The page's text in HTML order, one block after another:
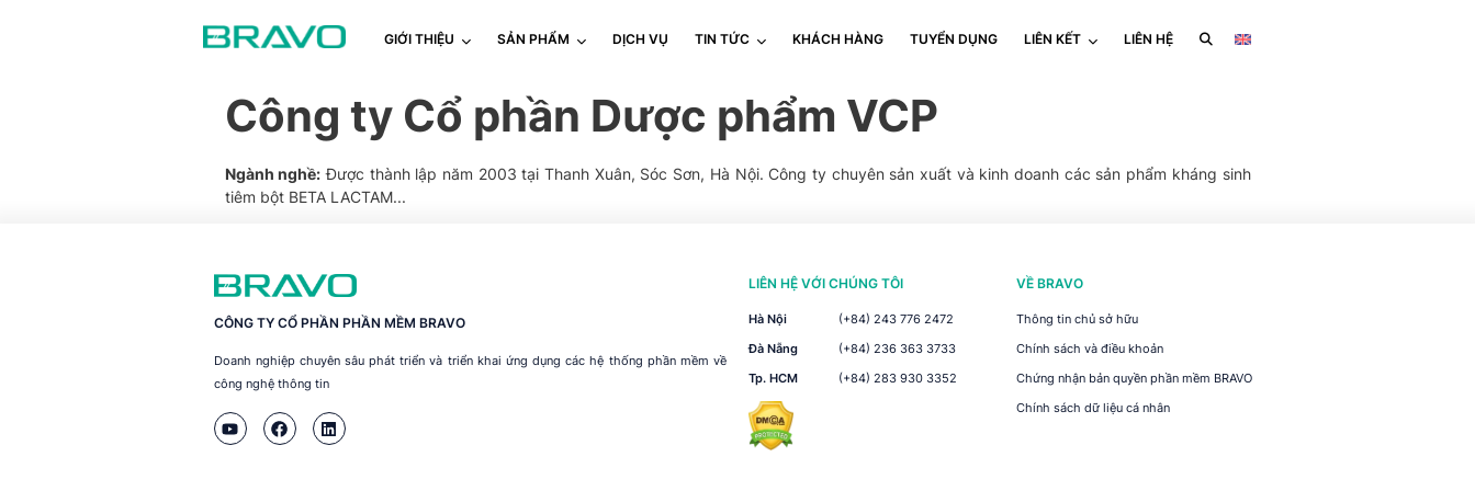
GIỚI THIỆU SẢN PHẨM DỊCH VỤ TIN TỨC KHÁCH HÀNG TUYỂN DỤNG LIÊN KẾT LIÊN HỆ
Công ty Cổ phần Dược phẩm VCP
Ngành nghề: Được thành lập năm 2003 tại Thanh Xuân, Sóc Sơn, Hà Nội. Công ty chuyên sản xuất và kinh doanh các sản phẩm kháng sinh
tiêm bột BETA LACTAM...
CÔNG TY CỔ PHẦN PHẦN MỀM BRAVO
Doanh nghiệp chuyên sâu phát triển và triển khai ứng dụng các hệ thống phần mềm về
công nghệ thông tin
LIÊN HỆ VỚI CHÚNG TÔI
Hà Nội
(+84) 243 776 2472
Đà Nẵng
(+84) 236 363 3733
Tp. HCM
(+84) 283 930 3352
VỀ BRAVO
Thông tin chủ sở hữu
Chính sách và điều khoản
Chứng nhận bản quyền phần mềm BRAVO
Chính sách dữ liệu cá nhân